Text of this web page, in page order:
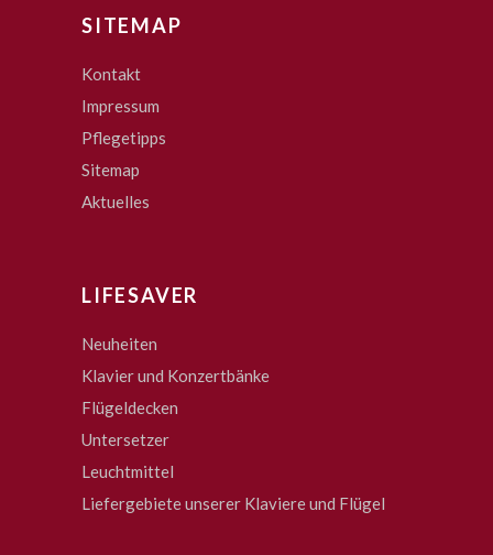
SITEMAP
Kontakt
Impressum
Pflegetipps
Sitemap
Aktuelles
LIFESAVER
Neuheiten
Klavier und Konzertbänke
Flügeldecken
Untersetzer
Leuchtmittel
Liefergebiete unserer Klaviere und Flügel